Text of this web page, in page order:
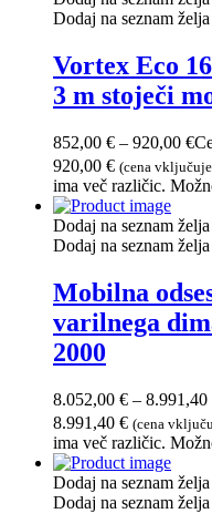
Dodaj na seznam želja
Vortex Eco
3 m stoječi
852,00 € – 920,00 €
920,00 € (cena
ima več različic.
Dodaj na seznam želja
Dodaj na seznam želja
Mobilna
varilnega
2000
8.052,00 € – 8.991,40
8.991,40 € (cena
ima več različic.
Dodaj na seznam želja
Dodaj na seznam želja